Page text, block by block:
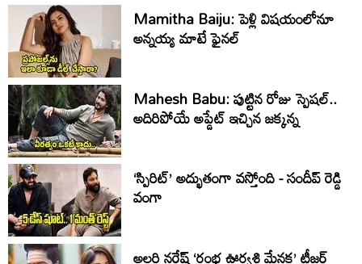
Mamitha Baiju: పెళ్లి విషయంలోనూ
అన్నయ్య మాటే ఫైనల్‌
Mahesh Babu: పుట్టిన రోజు స్పెషల్..
అదిరిపోయే అప్డేట్ ఇచ్చిన జక్కన్న
‘స్పిరిట్’ అద్భుతంగా వస్తోంది - సందీప్ రెడ్డి
వంగా
అల్లరి నరేష్ ‘రంభ ఊర్వశి మేనక’ టీజర్